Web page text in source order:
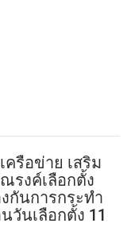
รือข่าย เสริม
รงค์เลือกตั้ง
กันการกระทำ
วันเลือกตั้ง 11